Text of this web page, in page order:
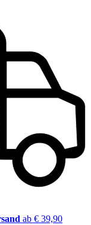
ab € 39,90